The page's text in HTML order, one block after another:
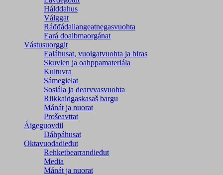
Hálddahus
Válggat
Ráđđádallangeatnegas­vuohta
Eará doaibmaorgánat
Vástusuorggit
Ealáhusat, vuoigatvuohta ja biras
Skuvlen ja oahppamateriála
Kultuvra
Sámegielat
Sosiála ja dearvvasvuohta
Riikkaidgaskasaš bargu
Mánát ja nuorat
Prošeavttat
Áigeguovdil
Dáhpáhusat
Oktavuođadieđut
Rehketbearrandieđut
Media
Mánát ja nuorat